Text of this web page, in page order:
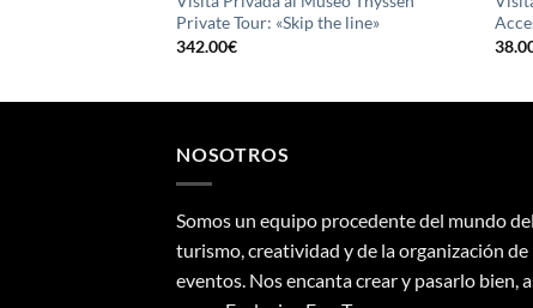
Private Tour: «Skip the line»
342.00€
NOSOTROS
Somos un equipo procedente del mundo del
turismo, creatividad y de la organización de
eventos. Nos encanta crear y pasarlo bien,